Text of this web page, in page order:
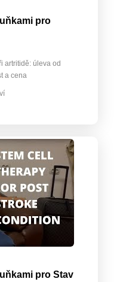
pro
artritidě: úleva od
a cena
pro Stav